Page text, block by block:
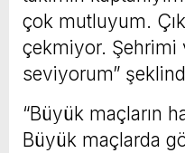
çok mutluyum.
çekmiyor. Şehrimi
seviyorum”
“Büyük maçların
Büyük maçlarda